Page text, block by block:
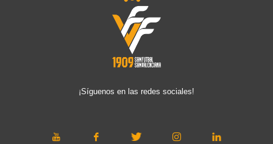
¡Síguenos en las redes sociales!